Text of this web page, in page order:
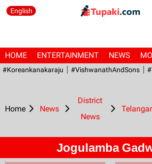
English
HOME ENTERTAINMENT NEWS
#Koreankanakaraju #VishwanathAndSons
Home News
District
News
Jogulamba